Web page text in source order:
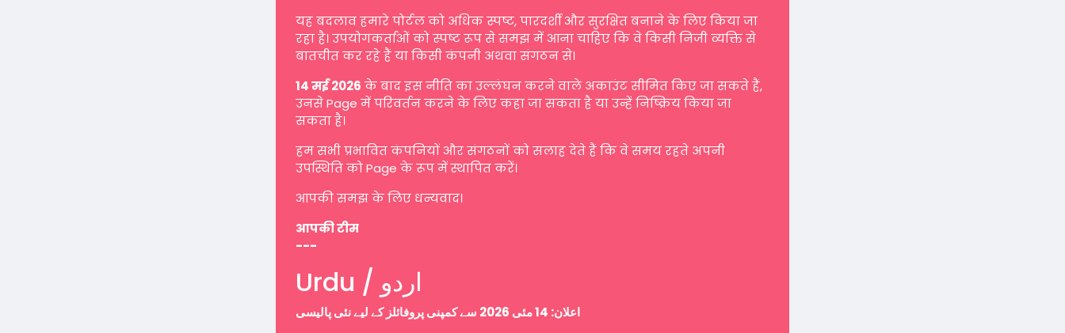
यह बदलाव हमारे पोर्टल को अधिक स्पष्ट, पारदर्शी और सुरक्षित बनाने के लिए किया जा
रहा है। उपयोगकर्ताओं को स्पष्ट रूप से समझ में आना चाहिए कि वे किसी निजी व्यक्ति से
बातचीत कर रहे हैं या किसी कंपनी अथवा संगठन से।
14 मई 2026 के बाद इस नीति का उल्लंघन करने वाले अकाउंट सीमित किए जा सकते हैं,
उनसे Page में परिवर्तन करने के लिए कहा जा सकता है या उन्हें निष्क्रिय किया जा
सकता है।
हम सभी प्रभावित कंपनियों और संगठनों को सलाह देते हैं कि वे समय रहते अपनी
उपस्थिति को Page के रूप में स्थापित करें।
आपकी समझ के लिए धन्यवाद।
आपकी टीम
---
Urdu / اردو
اعلان: 14 مئی 2026 سے کمپنی پروفائلز کے لیے نئی پالیسی